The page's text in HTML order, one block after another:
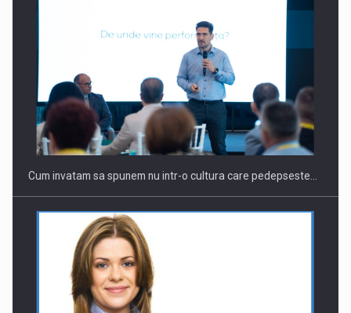
Cum invatam sa spunem nu intr-o cultura care pedepseste…